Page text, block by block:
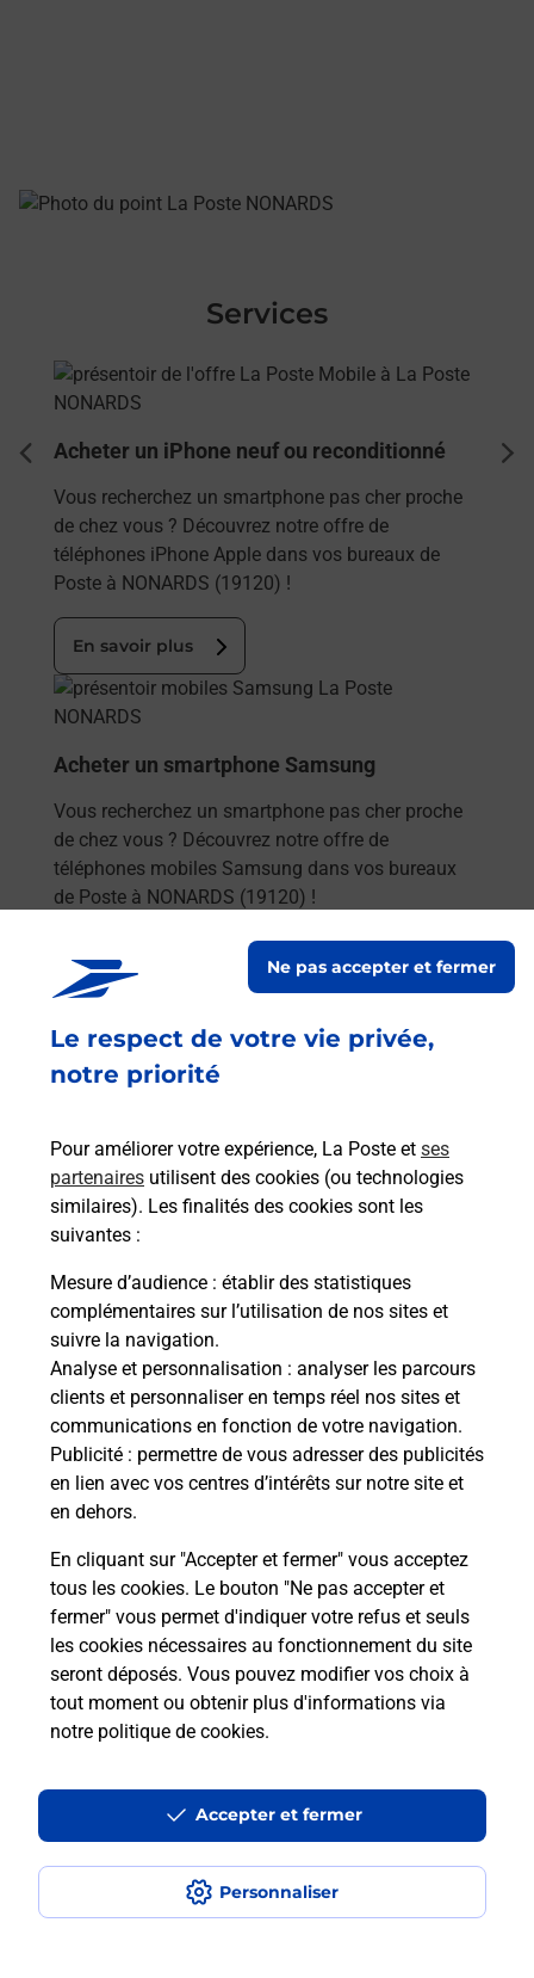
Le respect de votre vie privée,
notre priorité
Pour améliorer votre expérience, La Poste et ses
partenaires utilisent des cookies (ou technologies
similaires). Les finalités des cookies sont les
suivantes :
Mesure d’audience : établir des statistiques
complémentaires sur l’utilisation de nos sites et
suivre la navigation.
Analyse et personnalisation : analyser les parcours
clients et personnaliser en temps réel nos sites et
communications en fonction de votre navigation.
Publicité : permettre de vous adresser des publicités
en lien avec vos centres d’intérêts sur notre site et
en dehors.
En cliquant sur "Accepter et fermer" vous acceptez
tous les cookies. Le bouton "Ne pas accepter et
fermer" vous permet d'indiquer votre refus et seuls
les cookies nécessaires au fonctionnement du site
seront déposés. Vous pouvez modifier vos choix à
tout moment ou obtenir plus d'informations via
notre politique de cookies.
Personnaliser
Ne pas accepter et fermer
Accepter et fermer
Services
En savoir plus
Acheter un iPhone neuf ou reconditionné
Vous recherchez un smartphone pas cher proche
de chez vous ? Découvrez notre offre de
téléphones iPhone Apple dans vos bureaux de
Poste à NONARDS (19120) !
En savoir plus
En savoir plus
Acheter un smartphone Samsung
Vous recherchez un smartphone pas cher proche
de chez vous ? Découvrez notre offre de
téléphones mobiles Samsung dans vos bureaux
de Poste à NONARDS (19120) !
En savoir plus
En savoir plus
Envoyer un colis
solutions proposées par La Poste.
En savoir plus
Souscrire à la téléassistance
Besoin d’un système de téléassistance à l’intérieur
et/ou à l’extérieur de votre domicile ? Découvrez
les offres téléalarme dans votre bureau de Poste à
NONARDS.
Corrèze NONARDS
Accessibilité : partiellement conforme
Conditions contractuelles
Mentions légales